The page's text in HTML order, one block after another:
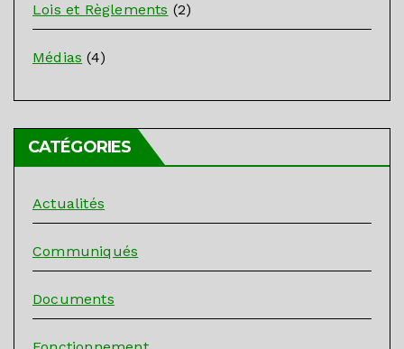
Lois et Règlements (2)
Médias (4)
CATÉGORIES
Actualités
Communiqués
Documents